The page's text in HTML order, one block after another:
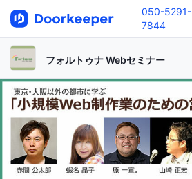
050-5291-
7844
フォルトゥナ Webセミナー